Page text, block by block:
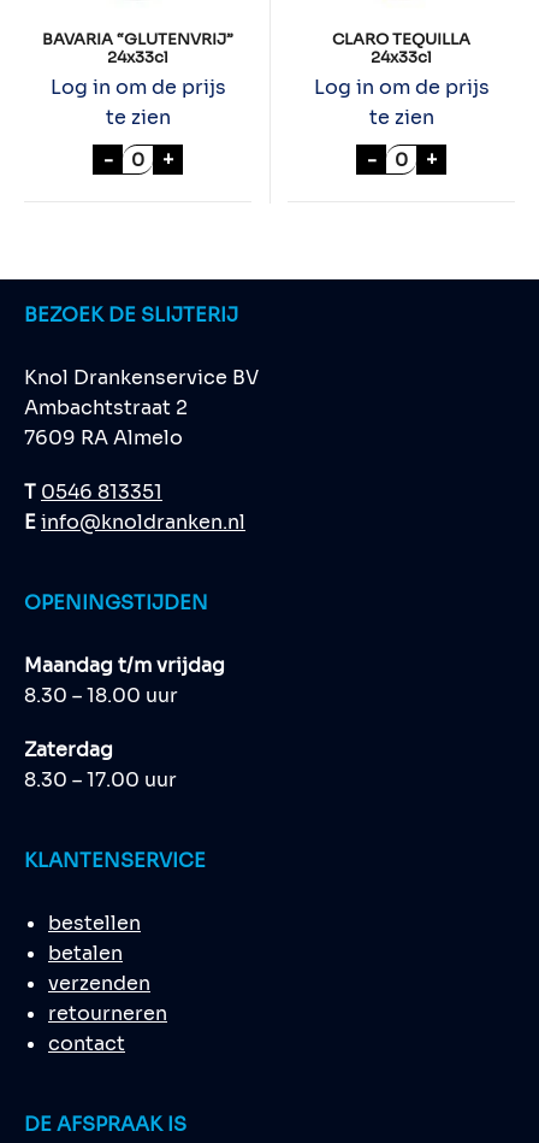
BAVARIA “GLUTENVRIJ”
24x33cl
Log in om de prijs
te zien
- BAVARIA "GLUTENVRIJ" 24x33cl aantal
+
CLARO TEQUILLA
24x33cl
Log in om de prijs
te zien
- CLARO
+
BEZOEK DE SLIJTERIJ
Knol Drankenservice BV
Ambachtstraat 2
7609 RA Almelo
T 0546 813351
Einfo@knoldranken.nl
OPENINGSTIJDEN
Maandag t/m vrijdag
8.30 – 18.00 uur
Zaterdag
8.30 – 17.00 uur
KLANTENSERVICE
bestellen
betalen
verzenden
retourneren
contact
DE AFSPRAAK IS